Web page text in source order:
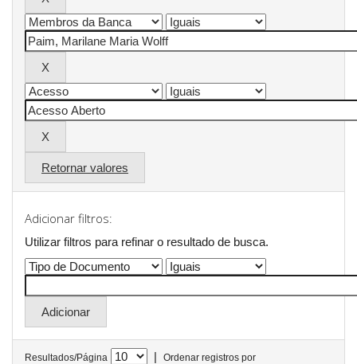
Retornar valores
Adicionar filtros:
Utilizar filtros para refinar o resultado de busca.
Resultados/Página |
Ordenar registros por